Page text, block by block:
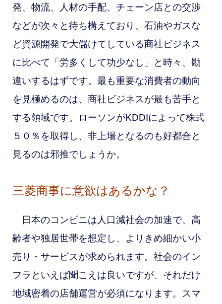
発、物流、人材の手配、チェーン店との交渉
などが次々と待ち構えており、石油やガスな
ど資源開発で大儲けてしている商社ビジネス
に比べて「労多くして功少なし」と時々、勘
違いするはずです。最も重要な消費者の動向
を見極めるのは、商社ビジネスが最も苦手と
する領域です。ローソンがKDDIによって株式
５０％を取得し、非上場となるのも好都合と
見るのは邪推でしょうか。
三菱商事に意欲はあるかな？
日本のコンビニは人口減社会の加速で、高
齢者や独居世帯を想定し、よりきめ細かい小
売り・サービスが求められます。社会のイン
フラといえば聞こえは良いですが、それだけ
地域密着の店舗運営が必須になります。スマ